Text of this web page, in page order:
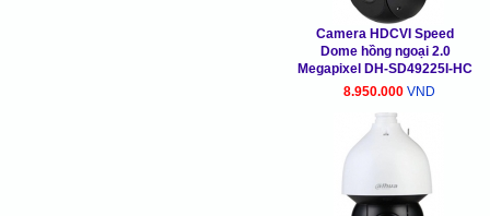
Camera HDCVI Speed
Dome hồng ngoại 2.0
Megapixel DH-SD49225I-HC
8.950.000 VND